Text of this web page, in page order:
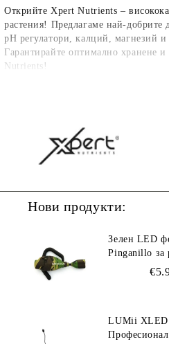
ОткрийтеXpert Nutrients –
растения! Предлагаме най-добрите
pH регулатори, калций, магнезий и
Гарантирайте оптимално хранене и
Nutrients !
Нови продукти:
Зелен LED
Pinganillo за
LUMii XLED